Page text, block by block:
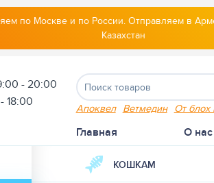
по Москве и по России. Отправляем в
Казахстан
- 20:00
18:00
Апоквел Ветмедин От
Главная О нас
КОШКАМ